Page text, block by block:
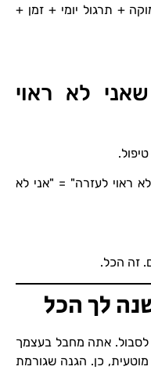
+ תרגול יומי + זמן +
לא ראוי
ראוי לעזרה" = "אני לא
זה הכל.
לך הכל
אתה מחבל בעצמך
כן. הגנה שגורמת